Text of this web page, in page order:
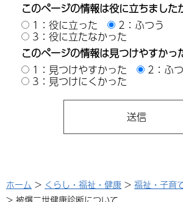
このページの情報は役に立ちました
1：役に立った
2：ふつう
3：役に立たなかった
このページの情報は見つけやすかっ
1：見つけやすかった
2：ふ
3：見つけにくかった
ホーム > くらし・福祉・健康 > 福祉・子育